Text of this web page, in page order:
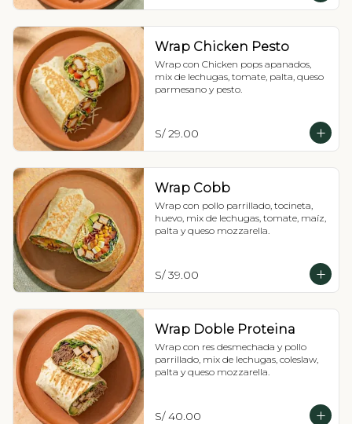
Wrap Chicken Pesto
Wrap con Chicken pops apanados,
mix de lechugas, tomate, palta, queso
parmesano y pesto.
S/ 29.00
Wrap Cobb
Wrap con pollo parrillado, tocineta,
huevo, mix de lechugas, tomate, maíz,
palta y queso mozzarella.
S/ 39.00
Wrap Doble Proteina
Wrap con res desmechada y pollo
parrillado, mix de lechugas, coleslaw,
palta y queso mozzarella.
S/ 40.00